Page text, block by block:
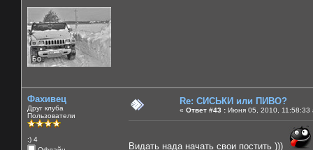
Фахивец
Друг клуба
Пользователи
:) 4
Re: СИСЬКИ или ПИВО?
« Ответ #43 : Июня 05, 2010, 11:58:33
Видать нада начать свои постить )))